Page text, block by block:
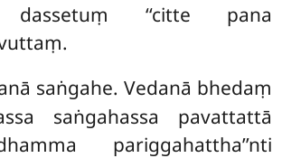
dassetuṃ ‘‘citte pana
saṅgahe. Vedanā bhedaṃ
saṅgahassa pavattattā
pariggahattha’’nti